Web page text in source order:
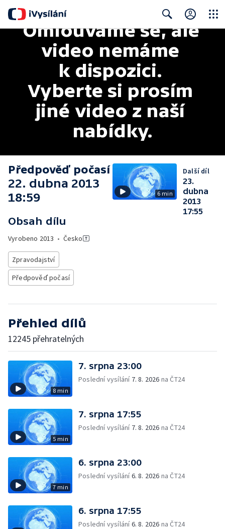
Search
Omlouváme se, ale
video nemáme
k dispozici.
Vyberte si prosím
jiné video z naší
nabídky.
Předpověď počasí
22. dubna 2013
18:59
Obsah dílu
Vyrobeno 2013 • Česko
Zpravodajství
Předpověď počasí
6 min
Další díl
23.
dubna
2013
17:55
Přehled dílů
12245 přehratelných
8 min
7. srpna 23:00
Poslední vysílání 7. 8. 2026 na ČT24
5 min
7. srpna 17:55
Poslední vysílání 7. 8. 2026 na ČT24
7 min
6. srpna 23:00
Poslední vysílání6. 8. 2026 na ČT24
6. srpna 17:55
Poslední vysílání6. 8. 2026 na ČT24